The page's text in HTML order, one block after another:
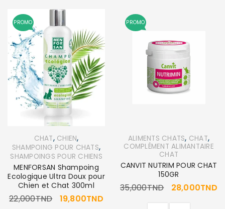
PROMO
CHAT, CHIEN,
SHAMPOING POUR CHATS,
SHAMPOINGS POUR CHIENS
MENFORSAN Shampoing
Ecologique Ultra Doux pour
Chien et Chat 300ml
22,000TND 19,800TND
PROMO
ALIMENTS CHATS, CHAT,
COMPLÉMENT ALIMANTAIRE
CHAT
CANVIT NUTRIM POUR CHAT
150GR
35,000TND 28,000TND